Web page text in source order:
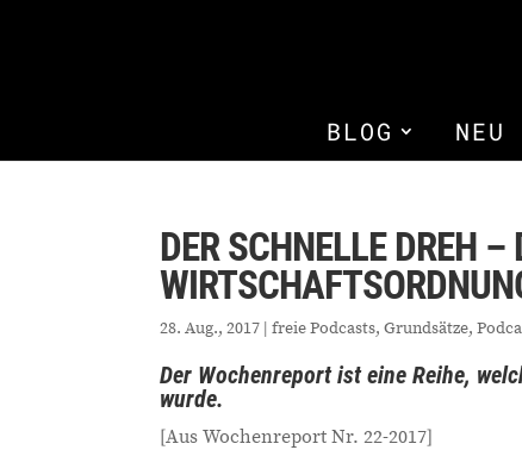
BLOG NEU
DER SCHNELLE DREH
28. Aug., 2017 |freie Podcasts,Grundsätze,
Der Wochenreport ist eine Reihe,
wurde.
[Aus Wochenreport Nr. 22-2017]